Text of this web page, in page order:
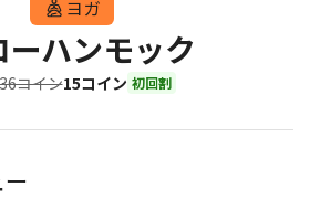
ヨガ
ーハンモック
コイン15コイン 初回割